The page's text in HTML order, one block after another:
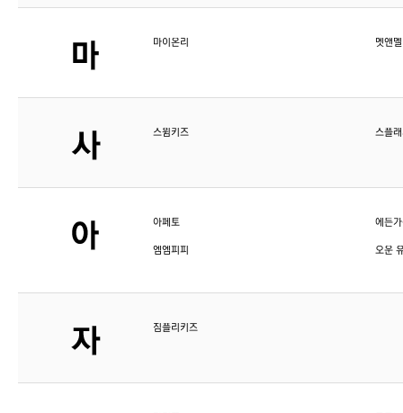
마이온리 멧앤멜
스윔키즈 스플
아페토 에든
엠엠피피 오운
짐플리키즈